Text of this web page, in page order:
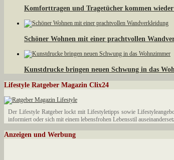
Komforttragen und Tragetücher kommen
Schöner Wohnen mit einer prachtvollen
Kunstdrucke bringen neuen Schwung in das
Lifestyle Ratgeber Magazin Clix24
Der Lifestyle Ratgeber lockt mit Lifestyletipps sowie
informiert oder sich mit einem lebensfrohen Lebensstil
Anzeigen und Werbung